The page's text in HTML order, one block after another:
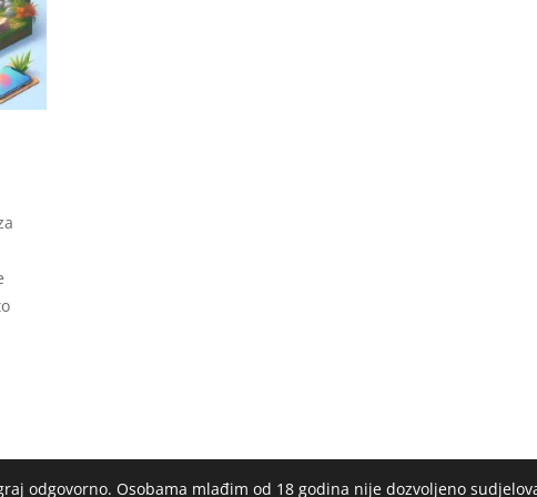
odgovorno. Osobama mlađim od 18 godina nije dozvoljeno